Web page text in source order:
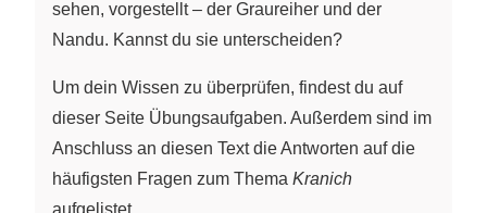
sehen, vorgestellt – der Graureiher und der
Nandu. Kannst du sie unterscheiden?
Um dein Wissen zu überprüfen, findest du auf
dieser Seite Übungsaufgaben. Außerdem sind im
Anschluss an diesen Text die Antworten auf die
häufigsten Fragen zum Thema Kranich
aufgelistet.